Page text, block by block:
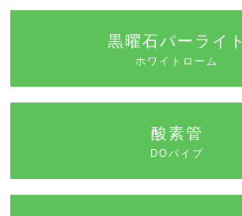
黒曜石パーライト
ホワイトローム
酸素管
DOパイプ